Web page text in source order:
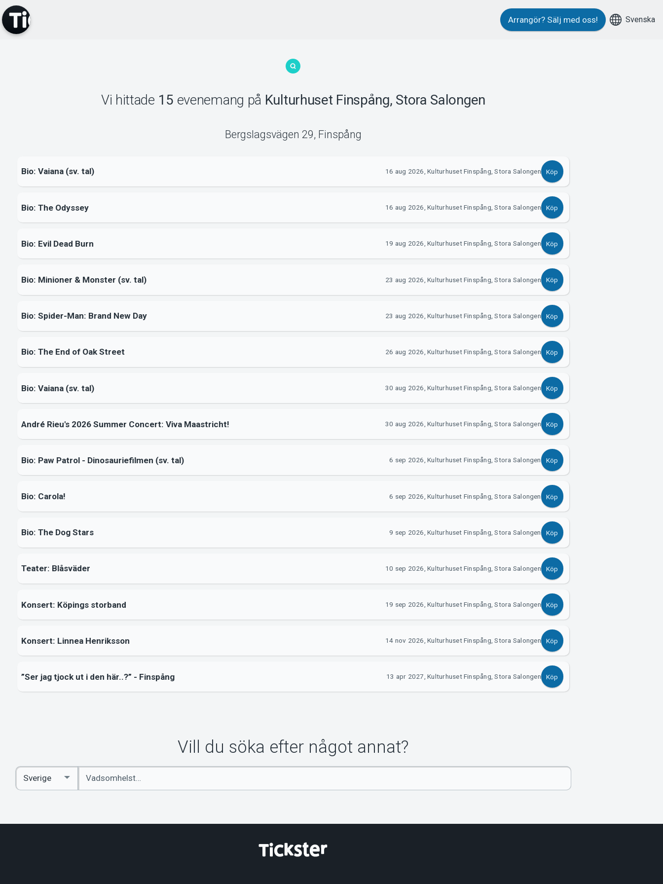
Arrangör? Sälj med oss! Svenska
Vi hittade 15 evenemang på Kulturhuset Finspång, Stora Salongen
Bergslagsvägen 29, Finspång
Bio: Vaiana (sv. tal) 16 aug 2026, Kulturhuset Finspång, Stora Salongen Köp
Bio: The Odyssey 16 aug 2026, Kulturhuset Finspång, Stora Salongen Köp
Bio: Evil Dead Burn 19 aug 2026, Kulturhuset Finspång, Stora Salongen Köp
Bio: Minioner & Monster (sv. tal) 23 aug 2026, Kulturhuset Finspång, Stora Salongen Köp
Bio: Spider-Man: Brand New Day 23 aug 2026, Kulturhuset Finspång, Stora Salongen Köp
Bio: The End of Oak Street 26 aug 2026, Kulturhuset Finspång, Stora Salongen Köp
Bio: Vaiana (sv. tal) 30 aug 2026, Kulturhuset Finspång, Stora Salongen Köp
André Rieu's 2026 Summer Concert: Viva Maastricht! 30 aug 2026, Kulturhuset Finspång, Stora Salongen Köp
Bio: Paw Patrol - Dinosauriefilmen (sv. tal) 6 sep 2026, Kulturhuset Finspång, Stora Salongen Köp
Bio: Carola! 6 sep 2026, Kulturhuset Finspång, Stora Salongen Köp
Bio: The Dog Stars 9 sep 2026, Kulturhuset Finspång, Stora Salongen Köp
Teater: Blåsväder 10 sep 2026, Kulturhuset Finspång, Stora Salongen Köp
Konsert: Köpings storband 19 sep 2026, Kulturhuset Finspång, Stora Salongen Köp
Konsert: Linnea Henriksson 14 nov 2026, Kulturhuset Finspång, Stora Salongen Köp
”Ser jag tjock ut i den här..?” - Finspång 13 apr 2027, Kulturhuset Finspång, Stora Salongen Köp
Vill du söka efter något annat?
Ange
sökord
Select
Country